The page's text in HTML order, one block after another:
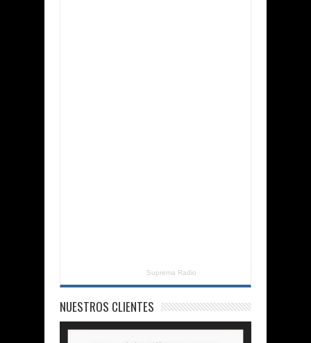
Suprema Radio
NUESTROS CLIENTES